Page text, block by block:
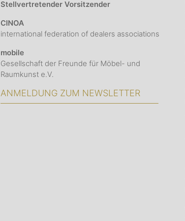
Stellvertretender Vorsitzender
CINOA
international federation of dealers associations
mobile
Gesellschaft der Freunde für Möbel- und
Raumkunst e.V.
ANMELDUNG ZUM NEWSLETTER